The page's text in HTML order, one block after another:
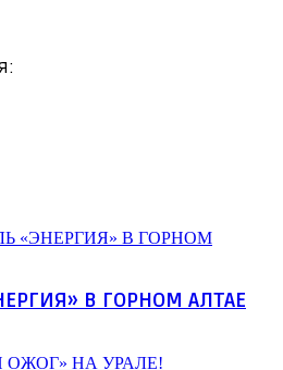
В ГОРНОМ АЛТАЕ